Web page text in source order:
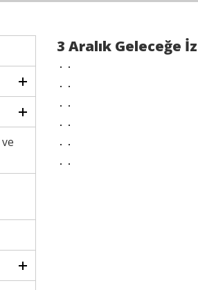
3 Aralık Geleceğe